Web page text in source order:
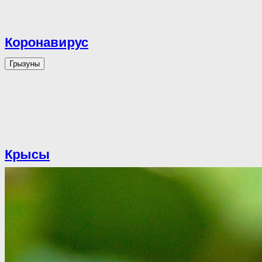
Коронавирус
Грызуны
Крысы